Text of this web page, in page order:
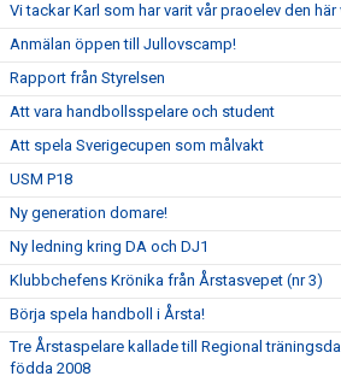
Vi tackar Karl som har varit vår praoelev den här
Anmälan öppen till Jullovscamp!
Rapport från Styrelsen
Att vara handbollsspelare och student
Att spela Sverigecupen som målvakt
USM P18
Ny generation domare!
Ny ledning kring DA och DJ1
Klubbchefens Krönika från Årstasvepet (nr 3)
Börja spela handboll i Årsta!
Tre Årstaspelare kallade till Regional
födda 2008